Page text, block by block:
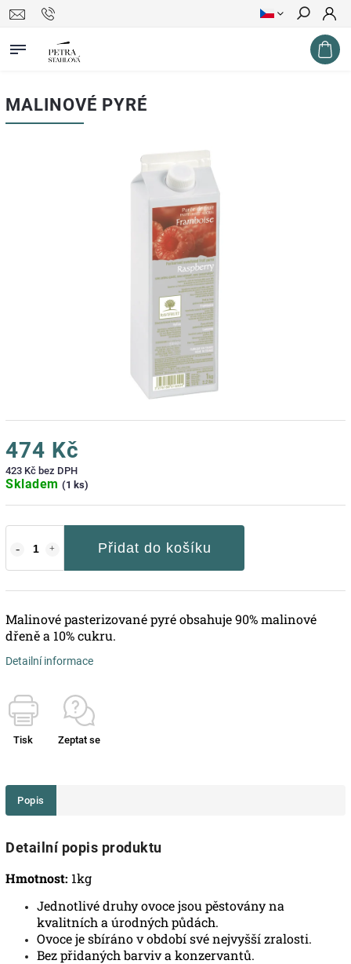
Hledat
MALINOVÉ PYRÉ
474 Kč
423 Kč bez DPH
Skladem (1 ks)
Přidat do košíku
Malinové pasterizované pyré obsahuje 90% malinové
dřeně a 10% cukru.
Detailní informace
Tisk Zeptat se
Popis
Detailní popis produktu
Hmotnost: 1kg
Jednotlivé druhy ovoce jsou pěstovány na
kvalitních a úrodných půdách.
Ovoce je sbíráno v období své nejvyšší zralosti.
Bez přidaných barviv a konzervantů.